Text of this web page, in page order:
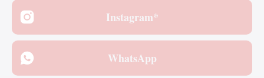
Instagram*
WhatsApp